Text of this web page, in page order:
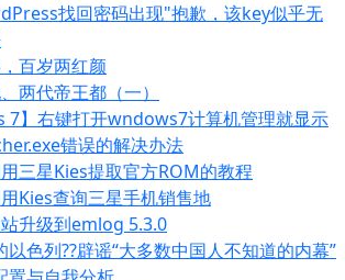
找回密码出现"抱歉，该key似乎无
百岁两红颜
两代帝王都（一）
7】右键打开wndows7计算机管理就显示
错误的解决办法
用三星Kies提取官方ROM的教程
用Kies查询三星手机销售地
站升级到emlog 5.3.0
色列??辟谣“大多数中国人不知道的内幕”